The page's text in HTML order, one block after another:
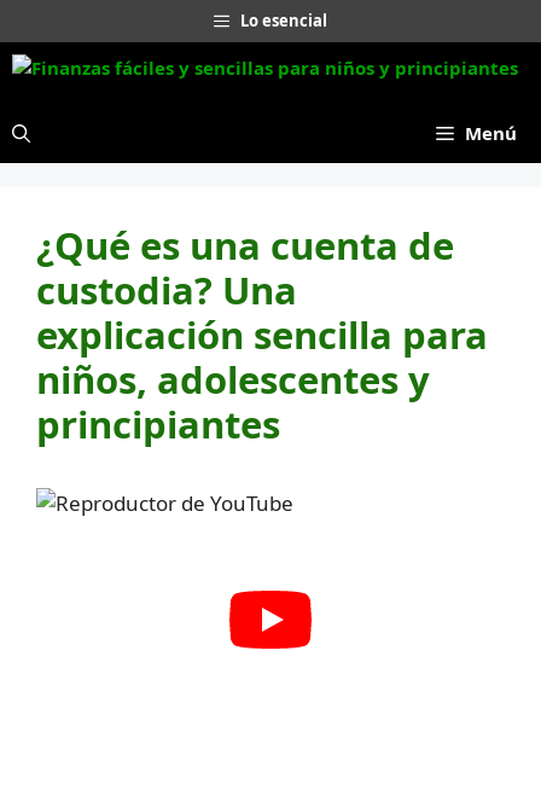
al
contenido
Lo esencial
Menú
¿Qué es una cuenta de
custodia? Una
explicación sencilla para
niños, adolescentes y
principiantes